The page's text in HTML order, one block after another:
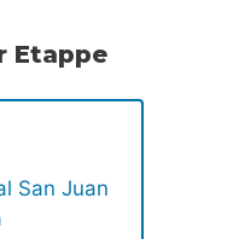
Etappe
San Juan